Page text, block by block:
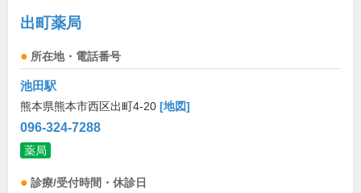
出町薬局
所在地・電話番号
池田駅
熊本県熊本市西区出町4-20 [地図]
096-324-7288
薬局
診療/受付時間・休診日